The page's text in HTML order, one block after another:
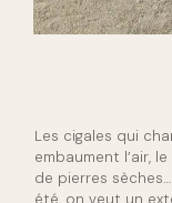
Les cigales qui
embaument l’air,
de pierres
été, on veut un